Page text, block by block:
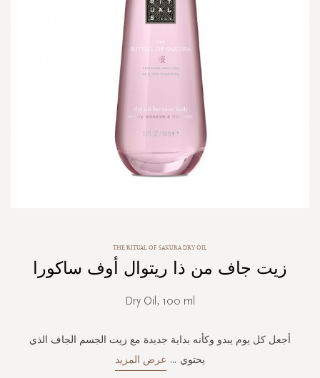
beginning
gallery
THE RITUAL OF SAKURA DRY OIL
زيت جاف من ذا ريتوال أوف ساكورا
Dry Oil, 100 ml
أجعل كل يوم يبدو وكأنه بداية جديدة مع زيت الجسم الجاف الذي
يحتوي ... عرض المزيد